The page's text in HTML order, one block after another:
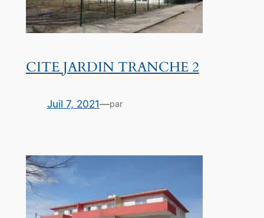
CITE JARDIN TRANCHE 2
Juil 7, 2021—par